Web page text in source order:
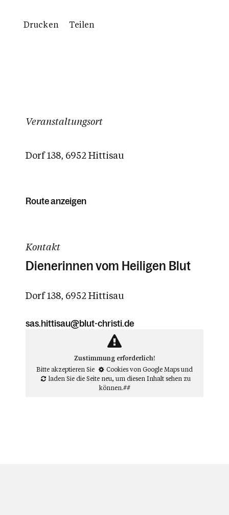
Drucken Teilen
Veranstaltungsort
Dorf 138, 6952 Hittisau
Route anzeigen
Kontakt
Dienerinnen vom Heiligen Blut
Dorf 138, 6952 Hittisau
sas.hittisau@blut-christi.de
Zustimmung erforderlich!
Bitte akzeptieren Sie
Cookies von Google Mapsund
laden Sie die Seite neu, um diesen Inhalt sehen zu
können.##